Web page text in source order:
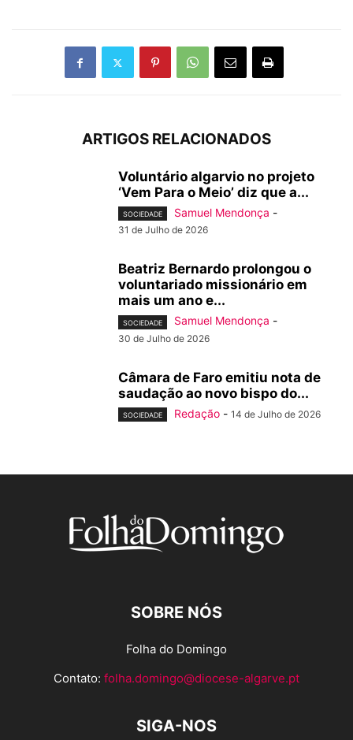
ARTIGOS RELACIONADOS
Voluntário algarvio no projeto
‘Vem Para o Meio’ diz que a...
SOCIEDADE Samuel Mendonça -
31 de Julho de 2026
Beatriz Bernardo prolongou o
voluntariado missionário em
mais um ano e...
SOCIEDADE Samuel Mendonça -
30 de Julho de 2026
Câmara de Faro emitiu nota de
saudação ao novo bispo do...
SOCIEDADE Redação - 14 de Julho de 2026
SOBRE NÓS
Folha do Domingo
Contato: folha.domingo@diocese-algarve.pt
SIGA-NOS